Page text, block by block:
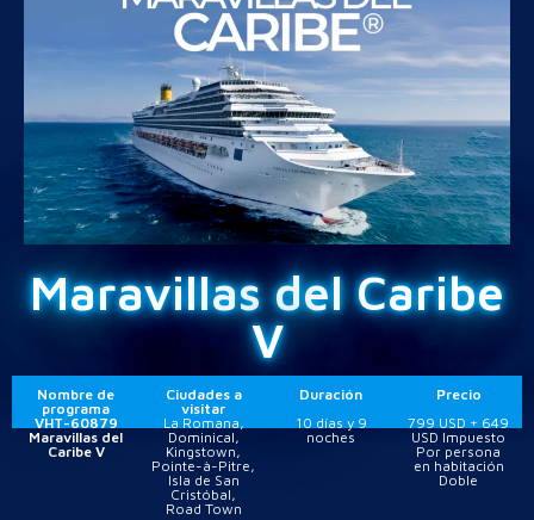
Maravillas del Caribe
V
Nombre de
programa
Ciudades a
visitar
Duración
Precio
VHT-60879
Maravillas del
Caribe V
La Romana,
Dominical,
Kingstown,
Pointe-à-Pitre,
Isla de San
Cristóbal,
Road Town
10 días y 9
noches
799 USD + 649
USD Impuesto
Por persona
en habitación
Doble